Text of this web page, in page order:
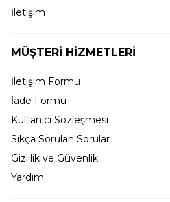
İletişim
MÜŞTERİ HİZMETLERİ
İletişim Formu
İade Formu
Kulllanıcı Sözleşmesi
Sıkça Sorulan Sorular
Gizlilik ve Güvenlik
Yardım